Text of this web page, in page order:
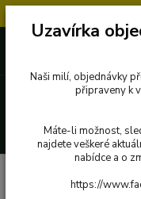
727 862 655, 737
nepoddajné vlasy - NEROLI
Uzavírka
Naši milí, objednávky
připraveny k
Máte-li možnost,
najdete veškeré
nabídce a o
https://